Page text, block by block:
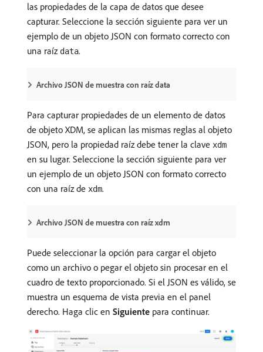
las propiedades de la capa de datos que desee
capturar. Seleccione la sección siguiente para ver un
ejemplo de un objeto JSON con formato correcto con
una raíz data.
Archivo JSON de muestra con raíz data
Para capturar propiedades de un elemento de datos
de objeto XDM, se aplican las mismas reglas al objeto
JSON, pero la propiedad raíz debe tener la clave xdm
en su lugar. Seleccione la sección siguiente para ver
un ejemplo de un objeto JSON con formato correcto
con una raíz de xdm.
Archivo JSON de muestra con raíz xdm
Puede seleccionar la opción para cargar el objeto
como un archivo o pegar el objeto sin procesar en el
cuadro de texto proporcionado. Si el JSON es válido, se
muestra un esquema de vista previa en el panel
derecho. Haga clic en Siguiente para continuar.